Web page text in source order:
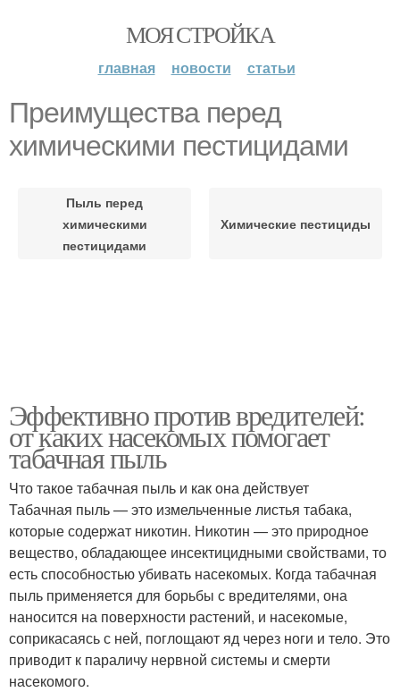
МОЯ СТРОЙКА
главная новости статьи
Преимущества перед
химическими пестицидами
Пыль перед
химическими
пестицидами
Химические пестициды
Эффективно против вредителей:
от каких насекомых помогает
табачная пыль
Что такое табачная пыль и как она действует
Табачная пыль — это измельченные листья табака,
которые содержат никотин. Никотин — это природное
вещество, обладающее инсектицидными свойствами, то
есть способностью убивать насекомых. Когда табачная
пыль применяется для борьбы с вредителями, она
наносится на поверхности растений, и насекомые,
соприкасаясь с ней, поглощают яд через ноги и тело. Это
приводит к параличу нервной системы и смерти
насекомого.